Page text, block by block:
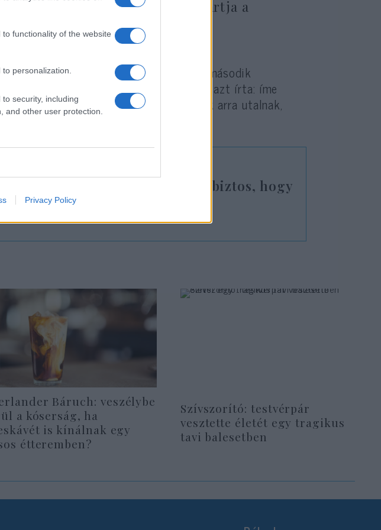
functionality of the website
personalization.
security, including
and other user protection.
Privacy Policy
utalt arra: bizonytalannak tartja a
korabeli fényképeket tett közzé a második
népirtás több helyszínéről, és azt írta: íme
miszerint „vannak jelek”, amelyek arra utalnak,
Az iráni elnök szerint nem is biztos, hogy
a holokauszt
Báruch: veszélybe
a kóserság, ha
is kínálnak egy
étteremben?
Szívszorító: testvérpár
vesztette életét egy tragikus
tavi balesetben